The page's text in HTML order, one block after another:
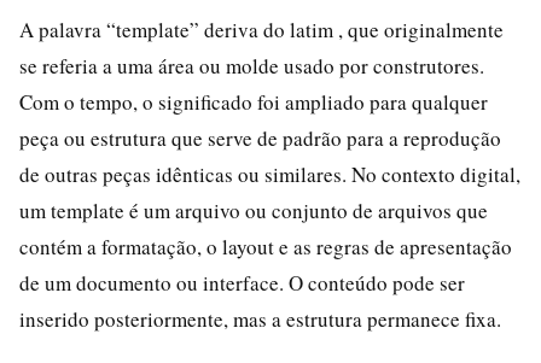
A palavra “template” deriva do latim , que originalmente
se referia a uma área ou molde usado por construtores.
Com o tempo, o significado foi ampliado para qualquer
peça ou estrutura que serve de padrão para a reprodução
de outras peças idênticas ou similares. No contexto digital,
um template é um arquivo ou conjunto de arquivos que
contém a formatação, o layout e as regras de apresentação
de um documento ou interface. O conteúdo pode ser
inserido posteriormente, mas a estrutura permanece fixa.